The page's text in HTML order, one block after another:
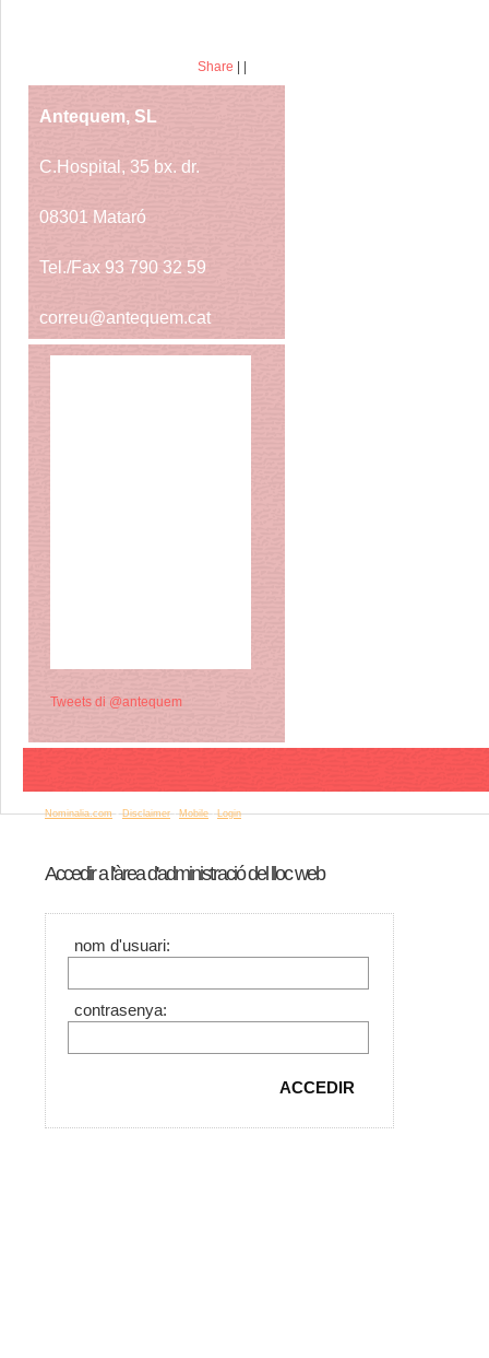
Share
Antequem, SL
C.Hospital, 35 bx. dr.
08301 Mataró
Tel./Fax 93 790 32 59
correu@antequem.cat
Tweets di @antequem
Nominalia.com-Disclaimer|Mobile|Login
Accedir a l'àrea d'administració del lloc web
nom d'usuari:
contrasenya: